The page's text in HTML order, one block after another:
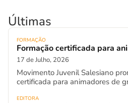
Últimas
FORMAÇÃO
Formação certificada para
17 de Julho, 2026
Movimento Juvenil Salesiano
certificada para animadores de
EDITORA